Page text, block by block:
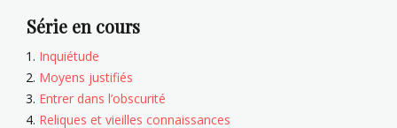
Série en cours
Inquiétude
Moyens justifiés
Entrer dans l’obscurité
Reliques et vieilles connaissances